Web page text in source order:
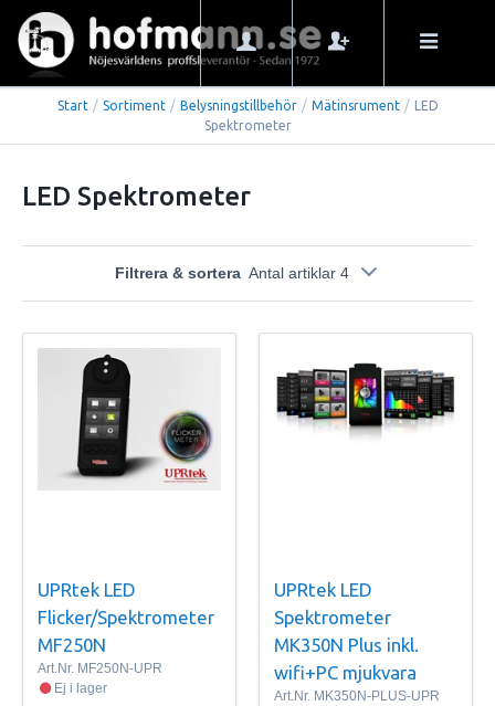
Start / Sortiment / Belysningstillbehör / Mätinsrument /
LED
Spektrometer
LED Spektrometer
Filtrera & sortera Antal artiklar 4
UPRtek LED
Flicker/Spektrometer
MF250N
Art.Nr. MF250N-UPR
Ej i lager
UPRtek LED
Spektrometer
MK350N Plus inkl.
wifi+PC mjukvara
Art.Nr. MK350N-PLUS-UPR